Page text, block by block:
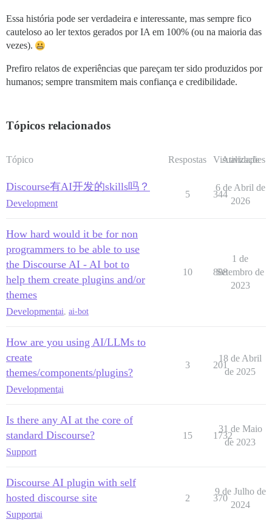
Essa história pode ser verdadeira e interessante, mas sempre fico
cauteloso ao ler textos gerados por IA em 100% (ou na maioria das
vezes).
Prefiro relatos de experiências que pareçam ter sido produzidos por
humanos; sempre transmitem mais confiança e credibilidade.
Tópicos relacionados
Tópico Respostas Visualizações
Atividade
Discourse有AI开发的skills吗？
Development
5 344
6 de Abril de
2026
How hard would it be for non
programmers to be able to use
the Discourse AI - AI bot to
help them create plugins and/or
themes
Developmentai, ai-bot
10 888
1 de
Setembro de
2023
How are you using AI/LLMs to
create
themes/components/plugins?
Developmentai
3 201
18 de Abril
de 2025
Is there any AI at the core of
standard Discourse?
Support
15 1732
31 de Maio
de 2023
Discourse AI plugin with self
hosted discourse site
Supportai
2 370
9 de Julho de
2024